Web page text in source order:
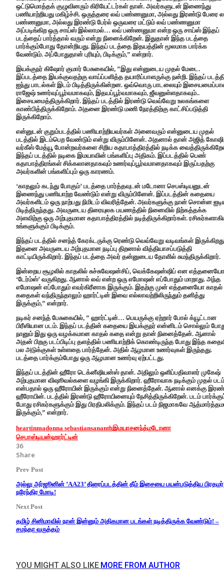
ஒட்டுமொத்தக் குழுவினரும் கிரியேட்டர்கள் தான். அவர்களுடன் இணைந்து
பணியாற்றியது மகிழ்ச்சி. ஒருத்தரை லவ் பண்ணனுமா, அல்லது இரண்டு பேரை
பண்ணனுமா, அல்லது இரண்டு பேர்ல் ஒருவரை மட்டும் லவ் பண்ணனுமா
அப்படிங்கிற ஒரு சாய்ஸ் இல்லாமல்… லவ் பண்ணனுமா என்ற ஒரு சாய்ஸ் இந்தப்
படத்தைப் பார்த்தால் வரும் என்று நினைக்கிறேன். இதுதான் இந்த படத்தை
பார்க்கும்போது தோன்றியது. இந்தப் படத்தை இதயத்தின் மூலமாக பார்க்க
வேண்டும். அப்போதுதான் புரியும், பிடிக்கும்,” என்றார்.
இயக்குநர் கிஷோர் குமார் பேசுகையில், ”இது என்னுடைய முதல் மேடை.
இப்படத்தை இயக்குவதற்கு வாய்ப்பளித்த தயாரிப்பாளருக்கு நன்றி. இந்தப்
ஐந்து பாடல்கள் இடம் பிடித்திருக்கின்றன. ஒவ்வொரு பாடலையும்
ராஜேஷ் உணர்வுப்பூர்வமாகவும், இதயப்பூர்வமாகவும், ஜீவனுள்ளதாகவும்..
இசையமைத்திருக்கிறார். இந்தப் படத்தில் இரண்டு வெவ்வேறு உலகங்களை
காண்பித்திருக்கிறோம். அதனை இரண்டு மணி நேரத்திற்கு காட்சிப்படுத்தி
இருக்கிறோம்.
என்னுடன் குறும்படத்தில் பணியாற்றியவர்கள் அனைவரும் என்னுடைய முதல்
படத்தில் இடம்பெற வேண்டும் என்று விரும்பினேன். அதனால் தான் அஜித்
வர்கீஸ் மேத்யூ போன்றவர்களை சிறிய கதாபாத்திரத்தில் நடிக்க
இந்தப் படத்தில் நடிகை இமயாவின் பங்களிப்பு அதிகம். இப்படத்தில் பெண்
கதாபாத்திரங்கள் சிக்கலானதாகவும் உணர்வுப்பூர்வமானதாகவும் இருப்பதற்கு
அவர்களின் பங்களிப்பும் ஒரு காரணம்.
‘காதலும் கடந்து போகும்’ படத்தை பார்த்தவுடன் மடோனா செபஸ்டியனுடன்
இணைந்து பணியாற்ற வேண்டும் என்று விரும்பினேன். இப்படத்தின் கதையை
அவர்களிடம் ஒரு நாற்பது நிமிடம் விவரித்தேன். அவர்களுக்கு நான் சொன்ன
பிடித்திருந்தது. அவருடைய திரையுலக பயணத்தில் நினைவில் நிற்கத்தக்க
அளவிற்கு ஒரு அற்புதமான கதாபாத்திரத்தில் நடித்திருக்கிறார்கள்.
உங்களுக்கும் பிடிக்கும்.
இந்தப் படத்தில் சனந்த் கேரக்டருக்கு ரெண்டு வெவ்வேறு வடிவங்கள்
இதனை அவருடைய அற்புதமான நடிப்பு திறனால் வித்தியாசப்படுத்தி
காட்டியிருக்கிறார். இந்தப் படத்தை அவர் தன்னுடைய தோளில் சுமந்திருக்கிறார்.‌
இன்றைய சூழலில் காதலில் சுச்சுவேஷன்சிப், வெக்கேஷன்ஷிப் என எத்தனையோ
‘டேர்ம்ஸ்’ வருகிறது. ஆனால் லவ் என்ற ஒரு எமோஷன் எப்போதும் மாறாது. அந்த
எமோஷன் எப்போதும் எவர்கிரீனாக இருக்கும். இதற்கு முன் எத்தனையோ காதல்
கதைகள் வந்திருந்தாலும் ஹார்ட்டின் இவை எல்லாவற்றிலிருந்தும் தனித்து
இருக்கும்,” என்றார்.
நடிகர் சனந்த் பேசுகையில், ” ஹார்ட்டின்… பெயருக்கு ஏற்றார் போல் க்யூட்டான
பிரீஸியான படம். இந்தப் படத்தின் கதையை இயக்குநர் என்னிடம் சொல்லும்
நானும் இது ஒரு வழக்கமான காதல் கதை என்று தான் நினைத்தேன். ஆனால்
அதன் பிறகு படப்பிடிப்பு தளத்தில் பணியாற்றிக் கொண்டிருந்த போது இந்த
பல அடுக்குகள் உள்ளதை பார்த்தேன். அதில் ஆழமான உணர்வுகள் இருந்தது.
படத்தை பார்க்கும்போது ஒரு ஆழமான உணர்வு ஏற்பட்டது.
இந்தப் படத்தின் ஹீரோ டெக்னீஷியன்ஸ் தான். அதிலும் ஒளிப்பதிவாளர் முகேஷ்
அற்புதமான விஷூவல்களை வழங்கி இருக்கிறார். ஹீரோவாக நடிக்கும் முதல்
என்பதால் ஒரு ஹீரோயின் இருக்கும் என்று நினைத்தேன். ஆனால் எனக்கு
ஹீரோயின். படத்தில் இரண்டு ஹீரோயினையும் நேசித்திருக்கிறேன். படம்
போது ரசிகர்களுக்கும் இது பிரதிபலிக்கும். இந்தப் படம் நிஜமாகவே
இருக்கும்,” என்றார்.
heartinmadonna sebastiansananthஇமயாசனந்த்மடோனா
செபாஸ்டியன்ஹார்ட்டின்
36
Share
Prev Post
அல்லு அர்ஜூனின் ’AA23’ திரைப்படத்தின் தீம் இசையை பயன்படுத்திய பிரதமர்
நரேந்திர மோடி!
Next Post
தமிழ் சினிமாவில் நான் இன்னும் அதிகமான படங்கள் நடித்திருக்க வேண்டும்! –
சமந்தா வருத்தம்
YOU MIGHT ALSO LIKE MORE FROM AUTHOR